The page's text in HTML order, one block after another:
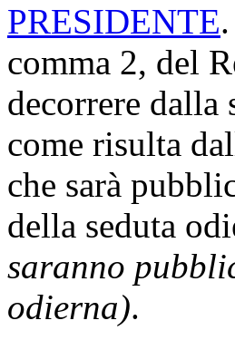
PRESIDENTE
comma 2, del
decorrere dalla
come risulta
che sarà
della seduta
saranno
odierna).